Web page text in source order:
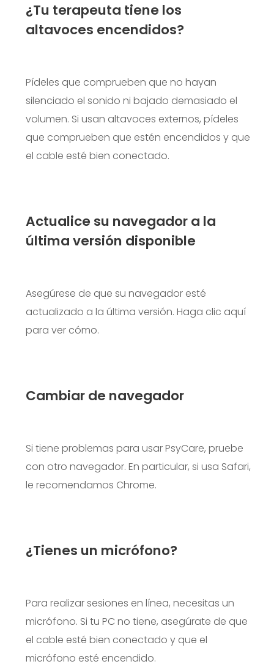
¿Tu terapeuta tiene los
altavoces encendidos?
Pídeles que comprueben que no hayan
silenciado el sonido ni bajado demasiado el
volumen. Si usan altavoces externos, pídeles
que comprueben que estén encendidos y que
el cable esté bien conectado.
Actualice su navegador a la
última versión disponible
Asegúrese de que su navegador esté
actualizado a la última versión. Haga clic aquí
para ver cómo.
Cambiar de navegador
Si tiene problemas para usar PsyCare, pruebe
con otro navegador. En particular, si usa Safari,
le recomendamos Chrome.
¿Tienes un micrófono?
Para realizar sesiones en línea, necesitas un
micrófono. Si tu PC no tiene, asegúrate de que
el cable esté bien conectado y que el
micrófono esté encendido.